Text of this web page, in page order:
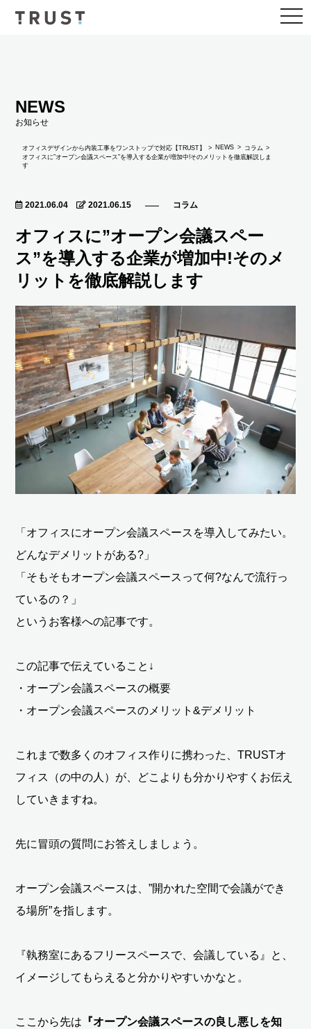
NEWS
お知らせ
オフィスデザインから内装工事をワンストップで対応【TRUST】 NEWS
コラム
オフィスに”オープン会議スペース”を導入する企業が増加中!そのメリットを徹底解説しま
す
2021.06.04 2021.06.15 コラム
オフィスに”オープン会議スペー
ス”を導入する企業が増加中!そのメ
リットを徹底解説します
「オフィスにオープン会議スペースを導入してみたい。
どんなデメリットがある?」
「そもそもオープン会議スペースって何?なんで流行っ
ているの？」
というお客様への記事です。
この記事で伝えていること↓
・オープン会議スペースの概要
・オープン会議スペースのメリット&デメリット
これまで数多くのオフィス作りに携わった、TRUSTオ
フィス（の中の人）が、どこよりも分かりやすくお伝え
していきますね。
先に冒頭の質問にお答えしましょう。
オープン会議スペースは、”開かれた空間で会議ができ
る場所”を指します。
『執務室にあるフリースペースで、会議している』と、
イメージしてもらえると分かりやすいかなと。
ここから先は 『オープン会議スペースの良し悪しを知